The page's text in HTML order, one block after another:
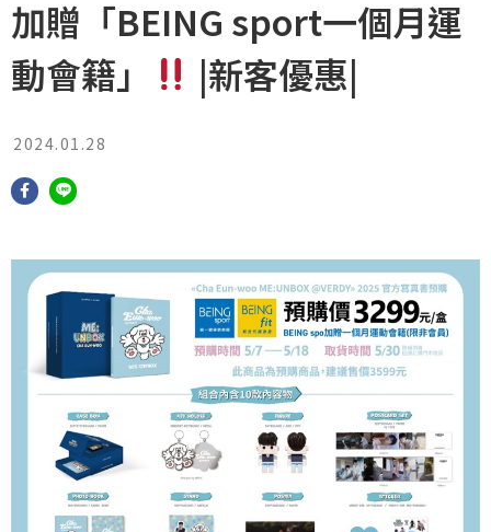
加贈「BEING sport一個月運
動會籍」
|新客優惠|
2024.01.28